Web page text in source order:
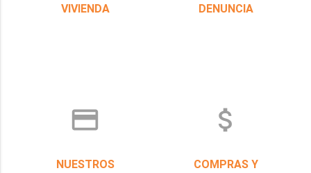
VIVIENDA
DENUNCIA
credit_card
NUESTROS
attach_money
COMPRAS Y